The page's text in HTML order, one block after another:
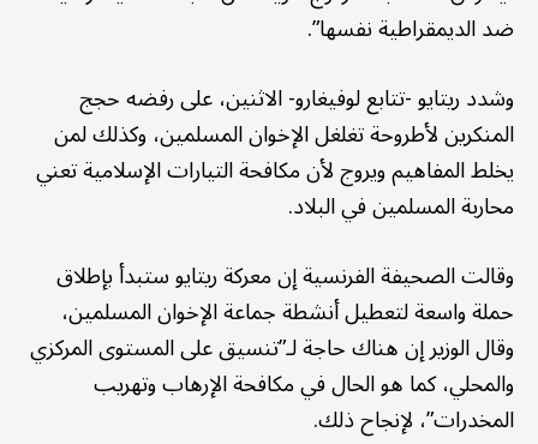
ضد الديمقراطية نفسها”.
وشدد ريتايو -تتابع لوفيغارو- الاثنين، على رفضه حجج
المنكرين لأطروحة تغلغل الإخوان المسلمين، وكذلك لمن
يخلط المفاهيم ويروج لأن مكافحة التيارات الإسلامية تعني
محاربة المسلمين في البلاد.
وقالت الصحيفة الفرنسية إن معركة ريتايو ستبدأ بإطلاق
حملة واسعة لتعطيل أنشطة جماعة الإخوان المسلمين،
وقال الوزير إن هناك حاجة لـ”تنسيق على المستوى المركزي
والمحلي، كما هو الحال في مكافحة الإرهاب وتهريب
المخدرات”، لإنجاح ذلك.